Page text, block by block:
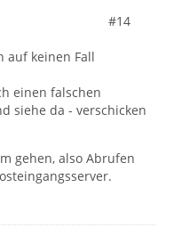
#14
auf keinen Fall
einen falschen
siehe da - verschicken
gehen, also Abrufen